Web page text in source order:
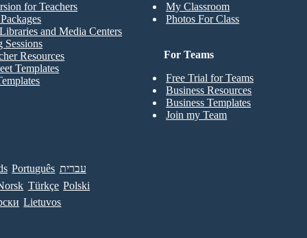
My Classroom
Photos For Class
for Teachers
and Media Centers
Sessions
Resources
Templates
For Teams
Free Trial for Teams
Business Resources
Business Templates
Join my Team
Português עברית
Türkçe Polski
Lietuvos